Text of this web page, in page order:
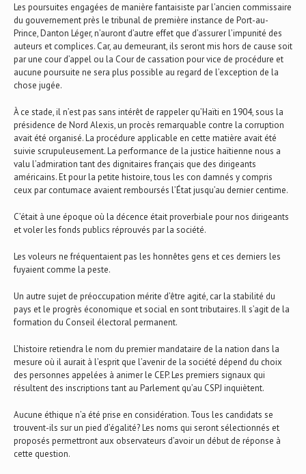
Les poursuites engagées de manière fantaisiste par l’ancien commissaire
du gouvernement près le tribunal de première instance de Port-au-
Prince, Danton Léger, n’auront d’autre effet que d’assurer l’impunité des
auteurs et complices. Car, au demeurant, ils seront mis hors de cause soit
par une cour d’appel ou la Cour de cassation pour vice de procédure et
aucune poursuite ne sera plus possible au regard de l’exception de la
chose jugée.
À ce stade, il n’est pas sans intérêt de rappeler qu’Haïti en 1904, sous la
présidence de Nord Alexis, un procès remarquable contre la corruption
avait été organisé. La procédure applicable en cette matière avait été
suivie scrupuleusement. La performance de la justice haïtienne nous a
valu l’admiration tant des dignitaires français que des dirigeants
américains. Et pour la petite histoire, tous les con damnés y compris
ceux par contumace avaient remboursés l’État jusqu’au dernier centime.
C’était à une époque où la décence était proverbiale pour nos dirigeants
et voler les fonds publics réprouvés par la société.
Les voleurs ne fréquentaient pas les honnêtes gens et ces derniers les
fuyaient comme la peste.
Un autre sujet de préoccupation mérite d’être agité, car la stabilité du
pays et le progrès économique et social en sont tributaires. Il s’agit de la
formation du Conseil électoral permanent.
L’histoire retiendra le nom du premier mandataire de la nation dans la
mesure où il aurait à l’esprit que l’avenir de la société dépend du choix
des personnes appelées à animer le CEP. Les premiers signaux qui
résultent des inscriptions tant au Parlement qu’au CSPJ inquiètent.
Aucune éthique n’a été prise en considération. Tous les candidats se
trouvent-ils sur un pied d’égalité? Les noms qui seront sélectionnés et
proposés permettront aux observateurs d’avoir un début de réponse à
cette question.